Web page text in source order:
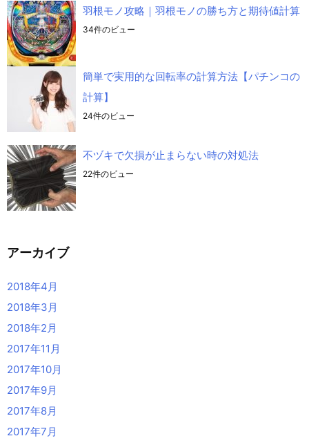
羽根モノ攻略｜羽根モノの勝ち方と期待値計算
34件のビュー
簡単で実用的な回転率の計算方法【パチンコの
計算】
24件のビュー
不ヅキで欠損が止まらない時の対処法
22件のビュー
アーカイブ
2018年4月
2018年3月
2018年2月
2017年11月
2017年10月
2017年9月
2017年8月
2017年7月